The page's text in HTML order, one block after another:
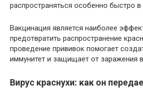
распространяться особенно быстро
Вакцинация является наиболее
предотвратить распространение
проведение прививок помогает
иммунитет и защищает от заражения
Вирус краснухи: как он